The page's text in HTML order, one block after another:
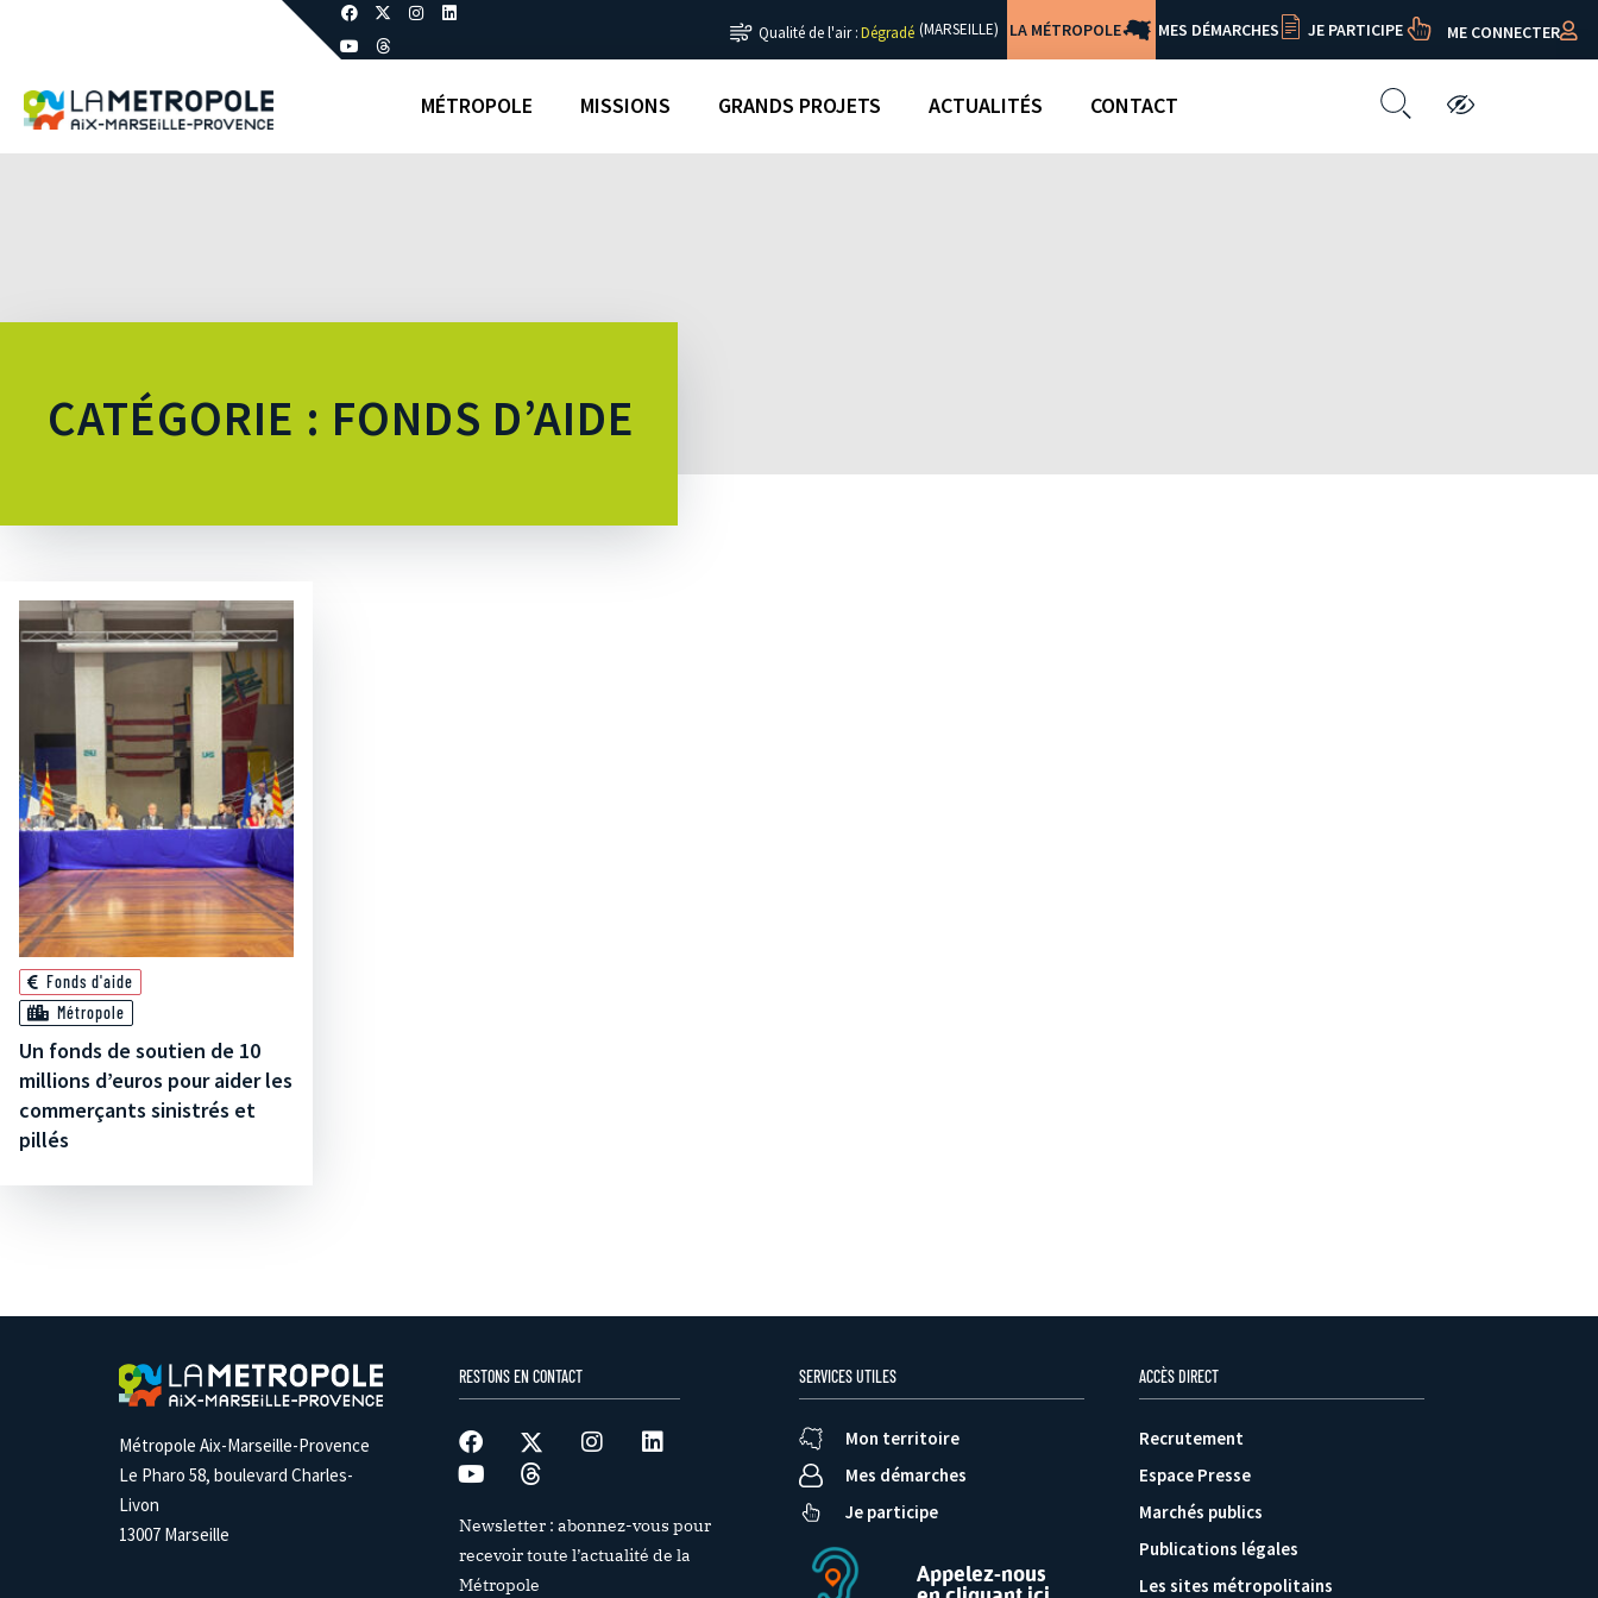
Qualité de l'air :Dégradé (MARSEILLE) LA MÉTROPOLE MES DÉMARCHES JE PARTICIPE ME CONNECTER
MÉTROPOLE MISSIONS GRANDS PROJETS ACTUALITÉS CONTACT
CATÉGORIE : FONDS D’AIDE
Fonds d'aide
Métropole
Un fonds de soutien de 10
millions d’euros pour aider les
commerçants sinistrés et
pillés
Métropole Aix-Marseille-Provence
Le Pharo 58, boulevard Charles-
Livon
13007 Marseille
RESTONS EN CONTACT
Newsletter : abonnez-vous pour
recevoir toute l’actualité de la
Métropole
SERVICES UTILES
Mon territoire
Mes démarches
Je participe
Appelez-nous
ACCÈS DIRECT
Recrutement
Espace Presse
Marchés publics
Publications légales
Les sites métropolitains